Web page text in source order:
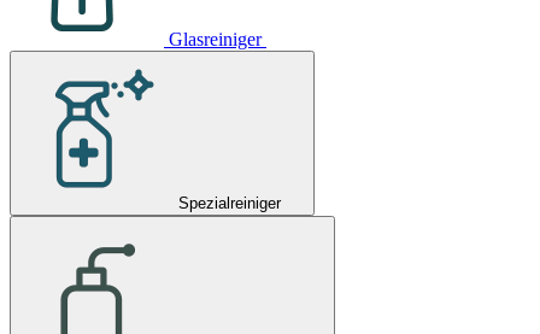
Glasreiniger
Spezialreiniger